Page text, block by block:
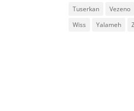
Tuserkan
Vezeno
Wiss
Yalameh